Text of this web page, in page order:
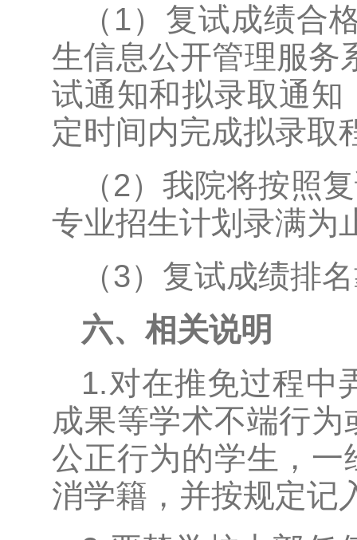
（1）复试成绩合
生信息公开管理服务
试通知和拟录取通
定时间内完成拟录取
（2）我院将按照
专业招生计划录满为
（3）复试成绩排
六、相关说明
1.对在推免过程中
成果等学术不端行
公正行为的学生，
消学籍，并按规定记